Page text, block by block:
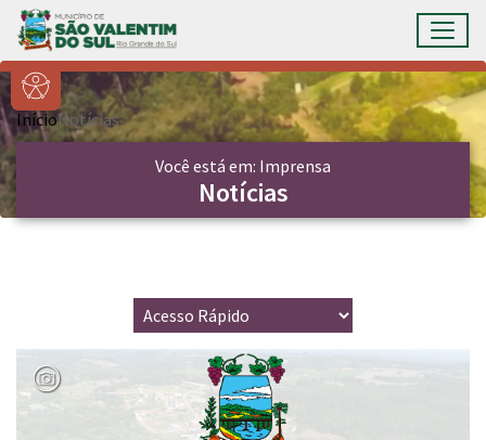
Ir para conteúdo principal
Conteúdo Principal
InícioNotícias
Você está em: Imprensa
Notícias